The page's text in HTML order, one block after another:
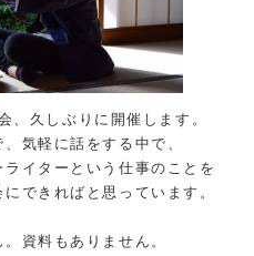
、久しぶりに開催します。
気軽に話をする中で、
イターという仕事のことを
できればと思っています。
資料もありません。